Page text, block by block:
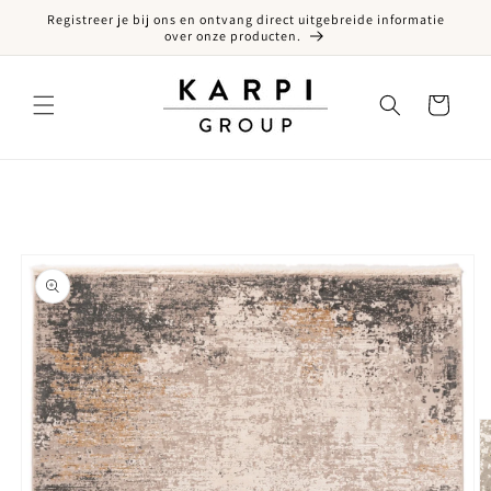
naar de content
Registreer je bij ons en ontvang direct uitgebreide informatie
over onze producten.
Winkelwagen
naar productinformatie